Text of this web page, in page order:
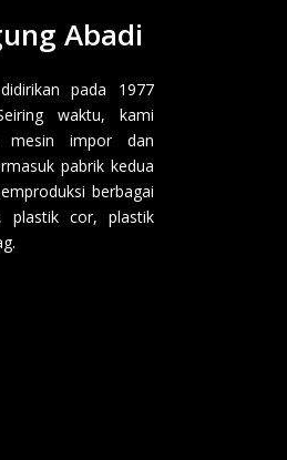
Abadi
pada 1977
waktu, kami
mesin impor dan
pabrik kedua
berbagai
plastik cor, plastik